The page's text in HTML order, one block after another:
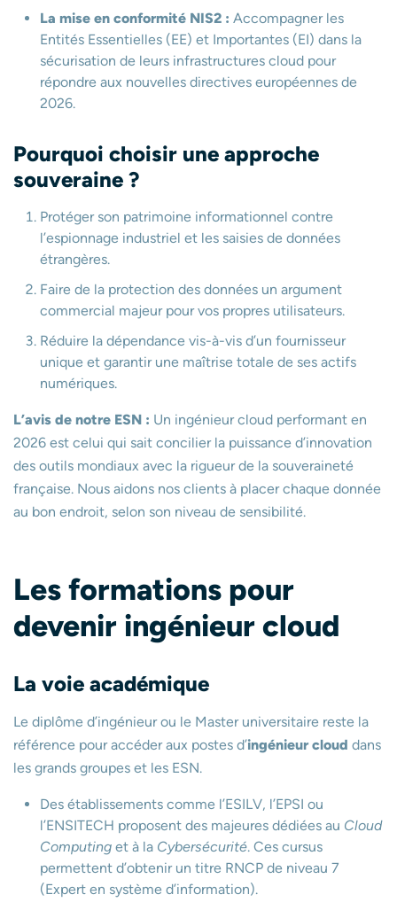
La mise en conformité NIS2 : Accompagner les
Entités Essentielles (EE) et Importantes (EI) dans la
sécurisation de leurs infrastructures cloud pour
répondre aux nouvelles directives européennes de
2026.
Pourquoi choisir une approche
souveraine ?
Protéger son patrimoine informationnel contre
l’espionnage industriel et les saisies de données
étrangères.
Faire de la protection des données un argument
commercial majeur pour vos propres utilisateurs.
Réduire la dépendance vis-à-vis d’un fournisseur
unique et garantir une maîtrise totale de ses actifs
numériques.
L’avis de notre ESN : Un ingénieur cloud performant en
2026 est celui qui sait concilier la puissance d’innovation
des outils mondiaux avec la rigueur de la souveraineté
française. Nous aidons nos clients à placer chaque donnée
au bon endroit, selon son niveau de sensibilité.
Les formations pour
devenir ingénieur cloud
La voie académique
Le diplôme d’ingénieur ou le Master universitaire reste la
référence pour accéder aux postes d’ingénieur cloud dans
les grands groupes et les ESN.
Des établissements comme l’ESILV, l’EPSI ou
l’ENSITECH proposent des majeures dédiées au Cloud
Computing et à la Cybersécurité. Ces cursus
permettent d’obtenir un titre RNCP de niveau 7
(Expert en système d’information).